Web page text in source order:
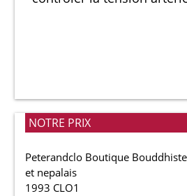
NOTRE PRIX
Peterandclo Boutique
et nepalais
1993 CLO1